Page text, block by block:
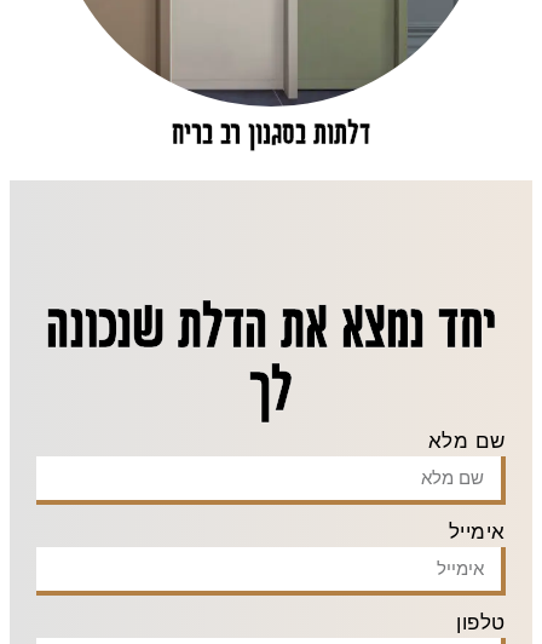
דלתות בסגנון רב בריח
יחד נמצא את הדלת שנכונה
לך
שם מלא
אימייל
טלפון